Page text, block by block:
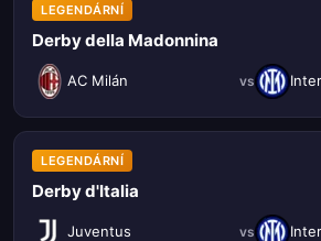
LEGENDÁRNÍ
Derby della Madonnina
AC Milán vs Inter
LEGENDÁRNÍ
Derby d'Italia
Juventus vs Inter